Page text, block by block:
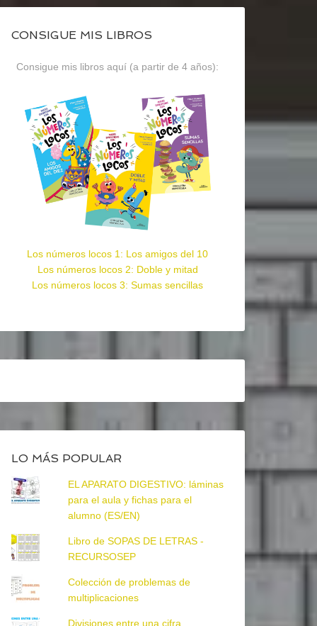
CONSIGUE MIS LIBROS
Consigue mis libros aquí (a partir de 4 años):
Los números locos 1: Los amigos del 10
Los números locos 2: Doble y mitad
Los números locos 3: Sumas sencillas
LO MÁS POPULAR
EL APARATO DIGESTIVO: láminas
para el aula y fichas para el
alumno (ES/EN)
Libro de SOPAS DE LETRAS -
RECURSOSEP
Colección de problemas de
multiplicaciones
Divisiones entre una cifra